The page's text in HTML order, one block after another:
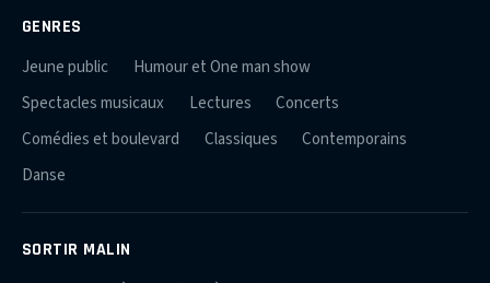
GENRES
Jeune public
Humour et One man show
Spectacles musicaux
Lectures
Concerts
Comédies et boulevard
Classiques
Contemporains
Danse
SORTIR MALIN